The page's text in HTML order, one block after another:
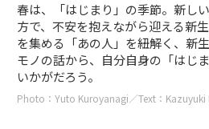
春は、「はじまり」の季節。新し
方で、不安を抱えながら迎える新
を集める「あの人」を紐解く、新
モノの話から、自分自身の「はじ
いかがだろう。
Photo：Yuto Kuroyanagi／Text：Kazuyuki